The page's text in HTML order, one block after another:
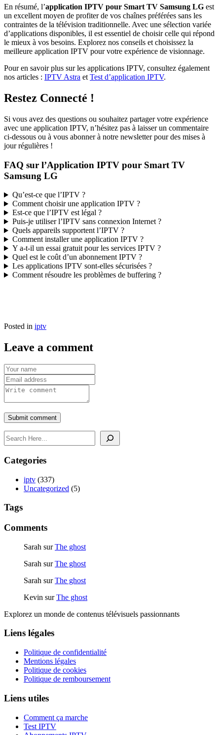
En résumé, l’application IPTV pour Smart TV Samsung LG est
un excellent moyen de profiter de vos chaînes préférées sans les
contraintes de la télévision traditionnelle. Avec une sélection variée
d’applications disponibles, il est essentiel de choisir celle qui répond
le mieux à vos besoins. Explorez nos conseils et choisissez la
meilleure application IPTV pour votre expérience de visionnage.
Pour en savoir plus sur les applications IPTV, consultez également
nos articles : IPTV Astra et Test d’application IPTV.
Restez Connecté !
Si vous avez des questions ou souhaitez partager votre expérience
avec une application IPTV, n’hésitez pas à laisser un commentaire
ci-dessous ou à vous abonner à notre newsletter pour des mises à
jour régulières !
FAQ sur l’Application IPTV pour Smart TV
Samsung LG
Qu’est-ce que l’IPTV ?
Comment choisir une application IPTV ?
Est-ce que l’IPTV est légal ?
Puis-je utiliser l’IPTV sans connexion Internet ?
Quels appareils supportent l’IPTV ?
Comment installer une application IPTV ?
Y a-t-il un essai gratuit pour les services IPTV ?
Quel est le coût d’un abonnement IPTV ?
Les applications IPTV sont-elles sécurisées ?
Comment résoudre les problèmes de buffering ?
Posted in iptv
Leave a comment
Submit comment
Rechercher
Categories
iptv (337)
Uncategorized (5)
Tags
Comments
Sarah surThe ghost
Sarah surThe ghost
Sarah surThe ghost
Kevin surThe ghost
Explorez un monde de contenus télévisuels passionnants
Liens légales
Politique de confidentialité
Mentions légales
Politique de cookies
Politique de remboursement
Liens utiles
Comment ça marche
Test IPTV